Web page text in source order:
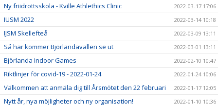
Ny friidrottsskola - Kville Athlethics Clinic 2022-03-17 17:06
IUSM 2022 2022-03-14 10:18
IJSM Skellefteå 2022-03-09 13:11
Så här kommer Björlandavallen se ut 2022-03-01 13:11
Björlanda Indoor Games 2022-02-10 10:47
Riktlinjer för covid-19 - 2022-01-24 2022-01-24 10:06
Välkommen att anmäla dig till Årsmötet den 22 februari 2022-01-17 12:05
Nytt år, nya möjligheter och ny organisation! 2022-01-10 10:36